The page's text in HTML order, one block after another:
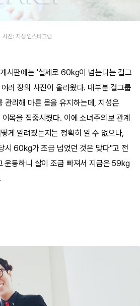
사진: 지성 인스타그램
시판에는 '실제로 60kg이 넘는다는 걸그
러 장의 사진이 올라왔다. 대부분 걸그룹
관리해 마른 몸을 유지하는데, 지성은
목을 집중시켰다. 이에 소녀주의보 관계
게 알려졌는지는 정확히 알 수 없으나,
시 60kg가 조금 넘었던 것은 맞다"고 전
운동하니 살이 조금 빠져서 지금은 59kg